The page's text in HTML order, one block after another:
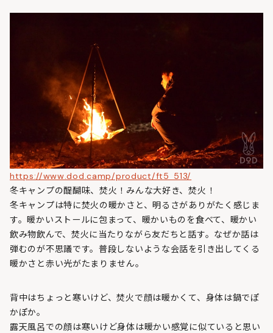
https://www.dod.camp/product/ft5_513/
冬キャンプの醍醐味、焚火！みんな大好き、焚火！
冬キャンプは特に焚火の暖かさと、明るさがありがたく感じま
す。暖かいストールに包まって、暖かいものを食べて、暖かい
飲み物飲んで、焚火に当たりながら友だちと話す。なぜか話は
弾むのが不思議です。普段しないような会話を引き出してくる
暖かさと赤い光がたまりません。
背中はちょっと寒いけど、焚火で顔は暖かくて、身体は鍋でぽ
かぽか。
露天風呂での顔は寒いけど身体は暖かい感覚に似ていると思い